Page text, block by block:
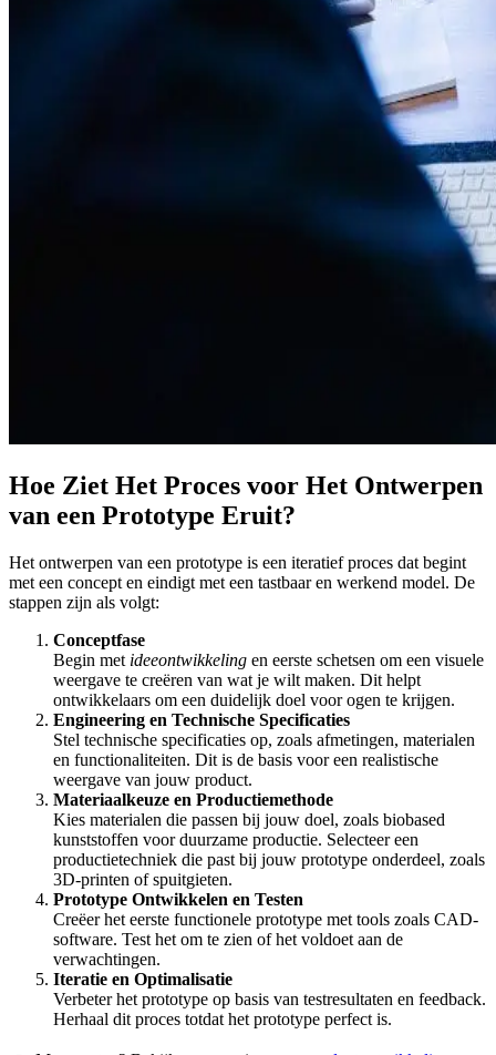
Hoe Ziet Het Proces voor Het Ontwerpen
van een Prototype Eruit?
Het ontwerpen van een prototype is een iteratief proces dat begint
met een concept en eindigt met een tastbaar en werkend model. De
stappen zijn als volgt:
Conceptfase
Begin met ideeontwikkeling en eerste schetsen om een visuele
weergave te creëren van wat je wilt maken. Dit helpt
ontwikkelaars om een duidelijk doel voor ogen te krijgen.
Engineering en Technische Specificaties
Stel technische specificaties op, zoals afmetingen, materialen
en functionaliteiten. Dit is de basis voor een realistische
weergave van jouw product.
Materiaalkeuze en Productiemethode
Kies materialen die passen bij jouw doel, zoals biobased
kunststoffen voor duurzame productie. Selecteer een
productietechniek die past bij jouw prototype onderdeel, zoals
3D-printen of spuitgieten.
Prototype Ontwikkelen en Testen
Creëer het eerste functionele prototype met tools zoals CAD-
software. Test het om te zien of het voldoet aan de
verwachtingen.
Iteratie en Optimalisatie
Verbeter het prototype op basis van testresultaten en feedback.
Herhaal dit proces totdat het prototype perfect is.